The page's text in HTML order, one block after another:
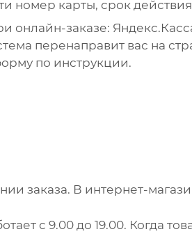
номер карты, срок
онлайн-заказе:
перенаправит вас на
по инструкции.
заказа. В интернет-
с 9.00 до 19.00. Когда